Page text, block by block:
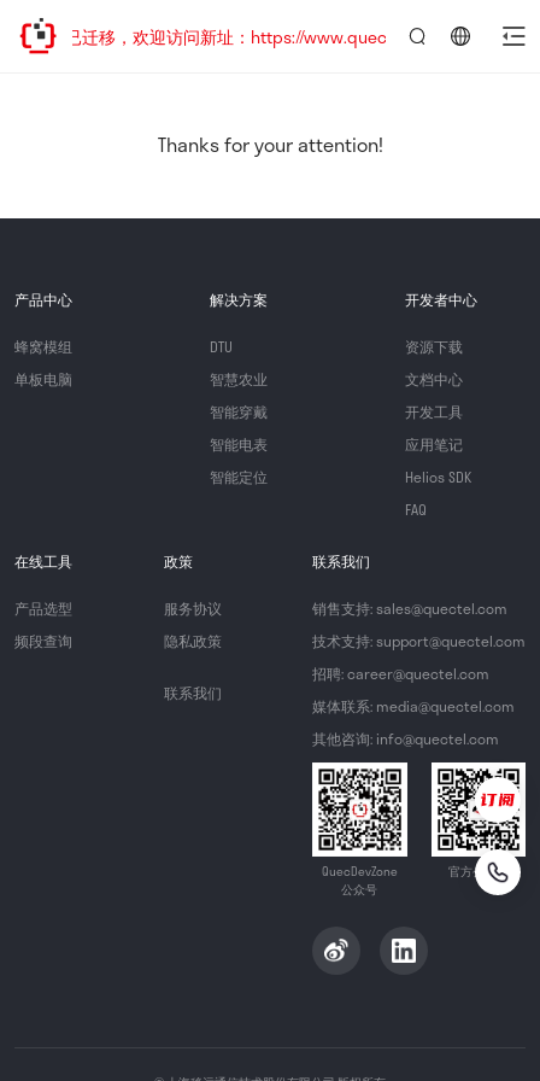
站地址已迁移，欢迎访问新址：https://www.quectel.com.cn
Thanks for your attention!
产品中心
蜂窝模组
单板电脑
解决方案
DTU
智慧农业
智能穿戴
智能电表
智能定位
开发者中心
资源下载
文档中心
开发工具
应用笔记
Helios SDK
FAQ
在线工具
产品选型
频段查询
政策
服务协议
隐私政策
联系我们
联系我们
销售支持: sales@quectel.com
技术支持: support@quectel.com
招聘: career@quectel.com
媒体联系: media@quectel.com
其他咨询: info@quectel.com
QuecDevZone
公众号
官方公众号